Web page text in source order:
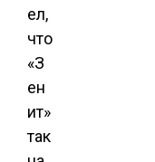
ел,
что
«З
ен
ит»
так